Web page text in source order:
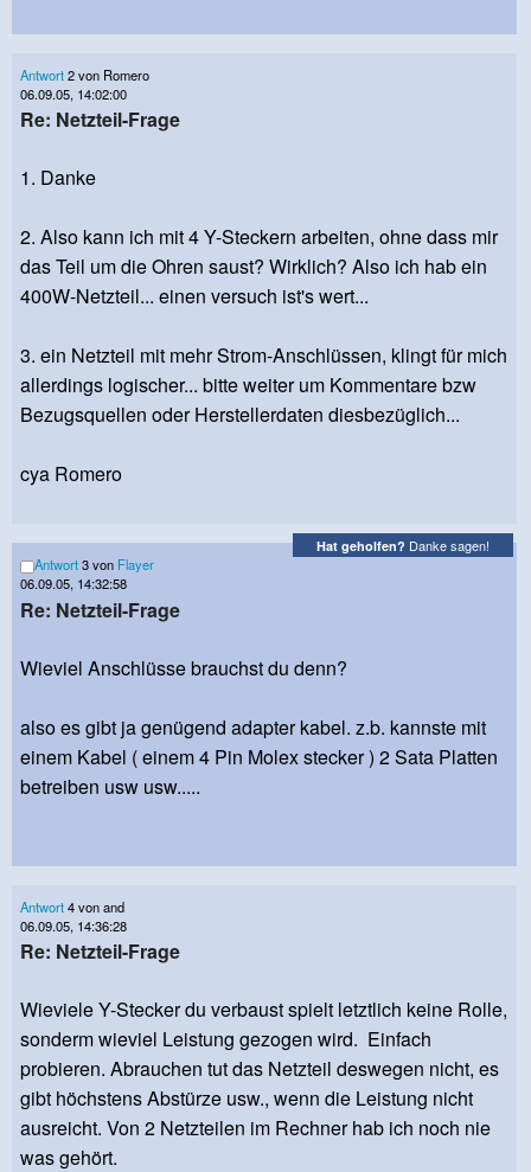
Antwort2 von Romero
06.09.05, 14:02:00
Re: Netzteil-Frage
1. Danke
2. Also kann ich mit 4 Y-Steckern arbeiten, ohne dass mir
das Teil um die Ohren saust? Wirklich? Also ich hab ein
400W-Netzteil... einen versuch ist's wert...
3. ein Netzteil mit mehr Strom-Anschlüssen, klingt für mich
allerdings logischer... bitte weiter um Kommentare bzw
Bezugsquellen oder Herstellerdaten diesbezüglich...
cya Romero
Hat geholfen? Danke sagen!
Antwort3 von Flayer
06.09.05, 14:32:58
Re: Netzteil-Frage
Wieviel Anschlüsse brauchst du denn?
also es gibt ja genügend adapter kabel. z.b. kannste mit
einem Kabel ( einem 4 Pin Molex stecker ) 2 Sata Platten
betreiben usw usw.....
Antwort4 von and
06.09.05, 14:36:28
Re: Netzteil-Frage
Wieviele Y-Stecker du verbaust spielt letztlich keine Rolle,
sonderm wieviel Leistung gezogen wird. Einfach
probieren. Abrauchen tut das Netzteil deswegen nicht, es
gibt höchstens Abstürze usw., wenn die Leistung nicht
ausreicht. Von 2 Netzteilen im Rechner hab ich noch nie
was gehört.